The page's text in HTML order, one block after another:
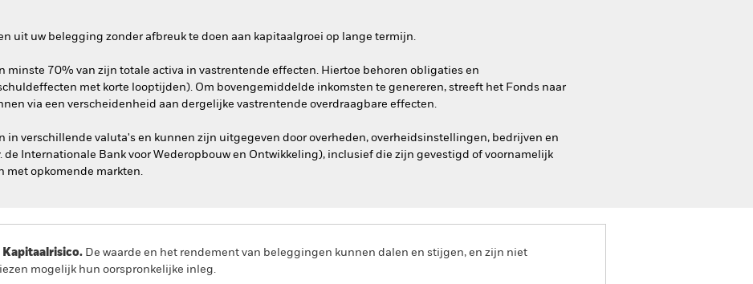
uit uw belegging zonder afbreuk te doen aan kapitaalgroei op lange termijn.
minste 70% van zijn totale activa in vastrentende effecten. Hiertoe behoren obligaties en
met korte looptijden). Om bovengemiddelde inkomsten te genereren, streeft het Fonds naar
via een verscheidenheid aan dergelijke vastrentende overdraagbare effecten.
in verschillende valuta's en kunnen zijn uitgegeven door overheden, overheidsinstellingen, bedrijven en
Internationale Bank voor Wederopbouw en Ontwikkeling), inclusief die zijn gevestigd of voornamelijk
met opkomende markten.
Kapitaalrisico. De waarde en het rendement van beleggingen kunnen dalen en stijgen, en zijn niet
mogelijk hun oorspronkelijke inleg.